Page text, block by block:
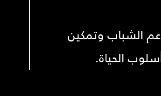
الشباب وتمكين
الحياة.